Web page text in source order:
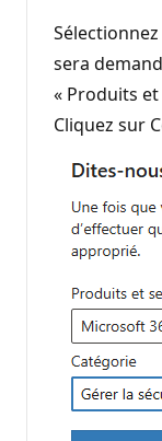
sera
« Produits et
Cliquez sur